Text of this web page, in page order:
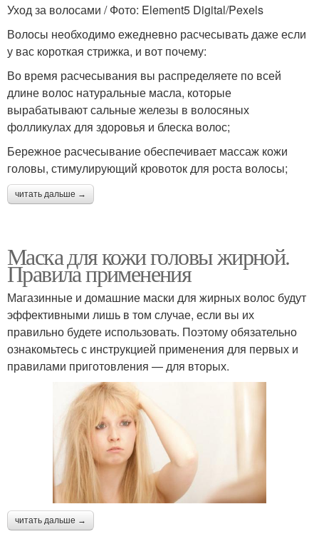
Уход за волосами / Фото: Element5 Digital/Pexels
Волосы необходимо ежедневно расчесывать даже если
у вас короткая стрижка, и вот почему:
Во время расчесывания вы распределяете по всей
длине волос натуральные масла, которые
вырабатывают сальные железы в волосяных
фолликулах для здоровья и блеска волос;
Бережное расчесывание обеспечивает массаж кожи
головы, стимулирующий кровоток для роста волосы;
читать дальше →
Маска для кожи головы жирной.
Правила применения
Магазинные и домашние маски для жирных волос будут
эффективными лишь в том случае, если вы их
правильно будете использовать. Поэтому обязательно
ознакомьтесь с инструкцией применения для первых и
правилами приготовления — для вторых.
читать дальше →